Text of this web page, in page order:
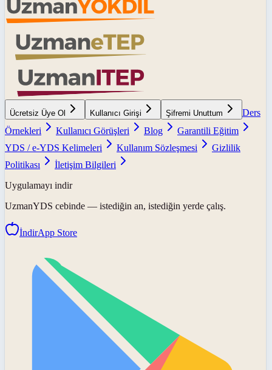
Ücretsiz Üye Ol Kullanıcı Girişi Şifremi Unuttum
Ders
Örnekleri
Kullanıcı Görüşleri Blog
Garantili Eğitim
YDS / e-YDS Kelimeleri
Kullanım Sözleşmesi
Gizlilik
Politikası
İletişim Bilgileri
Uygulamayı indir
UzmanYDS cebinde — istediğin an, istediğin yerde çalış.
İndirApp Store